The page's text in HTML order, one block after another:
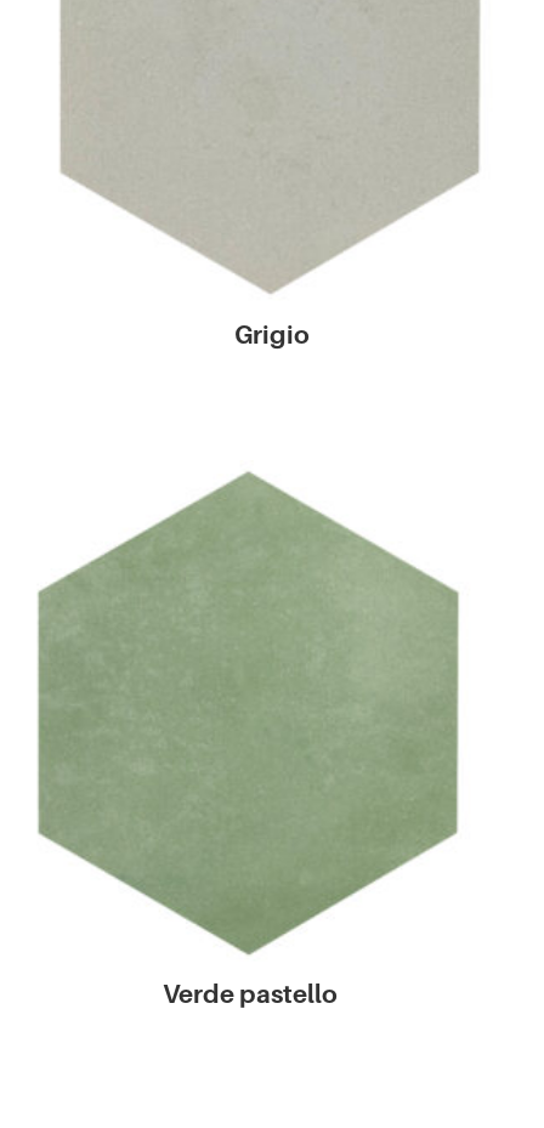
Grigio
Verde pastello